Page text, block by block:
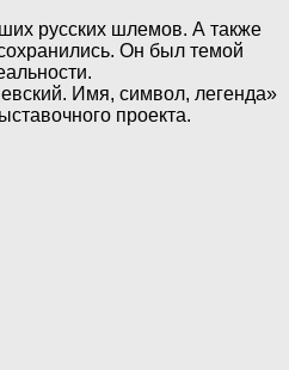
русских шлемов. А также
Он был темой
Имя, символ, легенда»
проекта.